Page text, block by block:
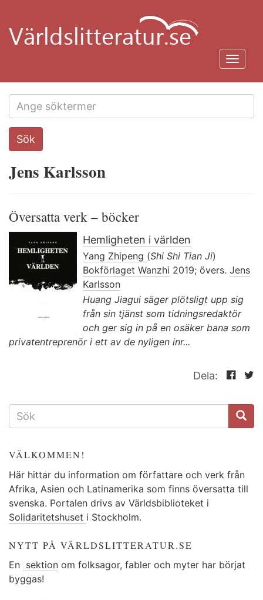
huvudinnehåll
Search
this
Sök
Jens Karlsson
Översatta verk – böcker
Hemligheten i världen
Yang Zhipeng (Shi Shi Tian Ji)
Bokförlaget Wanzhi 2019; övers. Jens
Karlsson
Huang Jiagui säger plötsligt upp sig
från sin tjänst som tidningsredaktör
och ger sig in på en osäker bana som
privatentreprenör i ett av de nyligen inr...
Dela:
SÖKFORMULÄR
VÄLKOMMEN!
Här hittar du information om författare och verk från
Afrika, Asien och Latinamerika som finns översatta till
svenska. Portalen drivs av Världsbiblioteket i
Solidaritetshuset i Stockholm.
NYTT PÅ VÄRLDSLITTERATUR.SE
En sektion om folksagor, fabler och myter har börjat
byggas!